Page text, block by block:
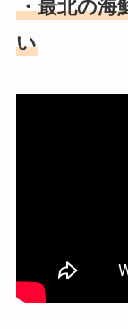
・最北の海
い